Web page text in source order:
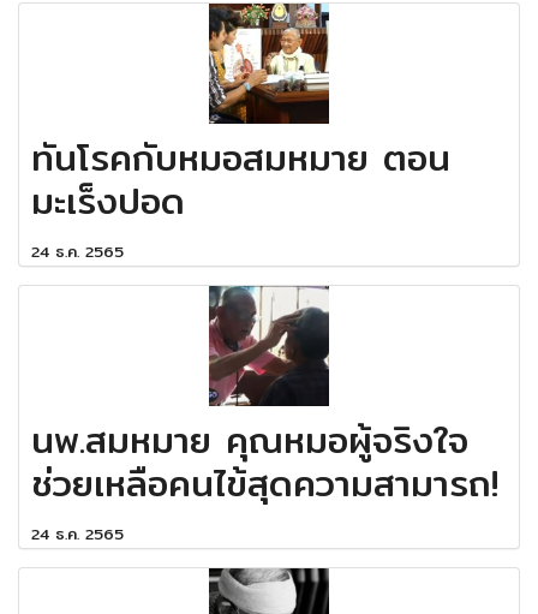
ทันโรคกับหมอสมหมาย ตอน
มะเร็งปอด
24 ธ.ค. 2565
นพ.สมหมาย คุณหมอผู้จริงใจ
ช่วยเหลือคนไข้สุดความสามารถ!
24 ธ.ค. 2565